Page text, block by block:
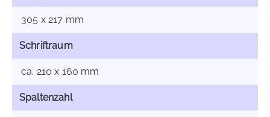
305 x 217 mm
Schriftraum
ca. 210 x 160 mm
Spaltenzahl